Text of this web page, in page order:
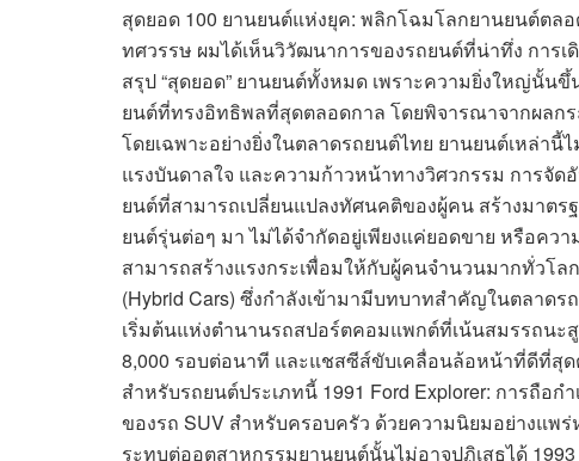
สุดยอด 100 ยานยนต์แห่งยุค: พลิกโฉมโลกยานยนต์ตล
ทศวรรษ ผมได้เห็นวิวัฒนาการของรถยนต์ที่น่าทึ่ง การเ
สรุป “สุดยอด” ยานยนต์ทั้งหมด เพราะความยิ่งใหญ่นั้น
ยนต์ที่ทรงอิทธิพลที่สุดตลอดกาล โดยพิจารณาจากผล
โดยเฉพาะอย่างยิ่งในตลาดรถยนต์ไทย ยานยนต์เหล่า
แรงบันดาลใจ และความก้าวหน้าทางวิศวกรรม การจัด
ยนต์ที่สามารถเปลี่ยนแปลงทัศนคติของผู้คน สร้างมาต
ยนต์รุ่นต่อๆ มา ไม่ได้จำกัดอยู่เพียงแค่ยอดขาย หรือคว
สามารถสร้างแรงกระเพื่อมให้กับผู้คนจำนวนมากทั่วโ
(Hybrid Cars) ซึ่งกำลังเข้ามามีบทบาทสำคัญในตลาดร
เริ่มต้นแห่งตำนานรถสปอร์ตคอมแพกต์ที่เน้นสมรรถนะ
8,000 รอบต่อนาที และแชสซีส์ขับเคลื่อนล้อหน้าที่ดีที่สุด
สำหรับรถยนต์ประเภทนี้ 1991 Ford Explorer: การถือ
ของรถ SUV สำหรับครอบครัว ด้วยความนิยมอย่างแพ
ระทบต่ออุตสาหกรรมยานยนต์นั้นไม่อาจปฏิเสธได้